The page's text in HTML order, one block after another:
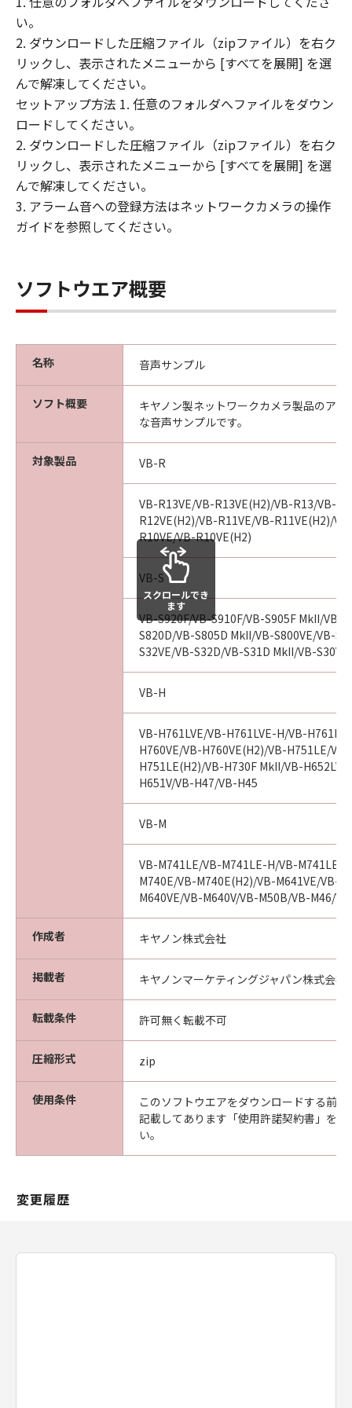
部または一部を修正、改変、リバース・エ
ンジニアリング、逆コンパイル、逆アセン
ブルまたは他のプログラミング言語へ変換
することはできません。また、第三者にこ
のような行為をさせてはなりません。
(4) 本契約に明示的に定める場合を除き、
お客様は、「許諾ソフトウェア」を再使用
許諾、譲渡、販売、頒布、賃貸、リースも
しくは貸与すること、または複製もしくは
翻訳することはできません。
(1) 「許諾ソフトウェア」は、『現状のま
ま（AS-IS）』の状態で使用許諾されます。
キヤノン、キヤノンの子会社、それらの販
ェア」に関して、商品性および特定の目的
欠陥がないことを含め、いかなる保証もし
(2) キヤノンは、お客様の正当な入手を証
するものにより証される、お客様の「許諾
ソフトウェア」の入手日より90日の間、通
常の使用状態において、「許諾ソフトウェ
ア」が記録された媒体（以下「メディア」
といいます。）に物理的な欠陥がないこと
を保証します。キヤノン、キヤノンの子会
社、キヤノンの関連会社、それらの販売代
理店および販売店のすべての責任及びお客
様の唯一の救済は、かかる保証を満たさな
い「メディア」の交換のみとします。但
し、かかる保証は、「メディア」の欠陥
が、「許諾ソフトウェア」の事故、誤用、
るものとします。
(3) キヤノン、キヤノンの子会社、それら
の販売代理店および販売店は、「許諾ソフ
トウェア」の使用または使用不能から生ず
るいかなる損害（逸失利益およびその他の
派生的または付随的な損害を含むがこれら
に限定されない）について、一切責任を負
わないものとします。たとえ、キヤノン、
キヤノンの子会社、それらの販売代理店ま
たは販売店がかかる損害の可能性について
知らされていた場合でも同様です。
(4) キヤノン、キヤノンの子会社、それら
の販売代理店および販売店は、「許諾ソフ
客様と第三者との間に生じるいかなる紛争
ます。
サポートおよびアップデート
キヤノン、キヤノンの子会社、それらの販
売代理店および販売店は、「許諾ソフトウ
ェア」のメンテナンスおよびお客様による
るアップデート、バグの修正またはサポー
い。
2. ダウンロードした圧縮ファイル（zipファイル）を右ク
リックし、表示されたメニューから [すべてを展開] を選
んで解凍してください。
セットアップ方法 1. 任意のフォルダへファイルをダウン
ロードしてください。
2. ダウンロードした圧縮ファイル（zipファイル）を右ク
リックし、表示されたメニューから [すべてを展開] を選
んで解凍してください。
3. アラーム音への登録方法はネットワークカメラの操作
ガイドを参照してください。
ソフトウエア概要
名称 音声サンプル
ソフト概要
キヤノン製ネットワークカメラ製品のア
な音声サンプルです。
対象製品 VB-R
VB-R13VE/VB-R13VE(H2)/VB-R13/VB-
R12VE(H2)/VB-R11VE/VB-R11VE(H2)/
R10VE/VB-R10VE(H2)
VB-S
VB-S920F/VB-S910F/VB-S905F MkII/VB-
S820D/VB-S805D MkII/VB-S800VE/VB-
S32VE/VB-S32D/VB-S31D MkII/VB-
VB-H
VB-H761LVE/VB-H761LVE-H/VB-
H760VE/VB-H760VE(H2)/VB-H751LE/
H751LE(H2)/VB-H730F MkII/VB-
H651V/VB-H47/VB-H45
VB-M
VB-M741LE/VB-M741LE-H/VB-
M740E/VB-M740E(H2)/VB-M641VE/VB-
M640VE/VB-M640V/VB-M50B/VB-M46/
作成者 キヤノン株式会社
掲載者 キヤノンマーケティングジャパン株式会社
転載条件 許可無く転載不可
圧縮形式 zip
使用条件
このソフトウエアをダウンロードする前
記載してあります「使用許諾契約書」を
い。
スクロールでき
ます
変更履歴